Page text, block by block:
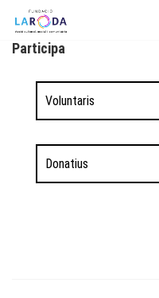
Skip to content
Participa
Voluntaris
Donatius